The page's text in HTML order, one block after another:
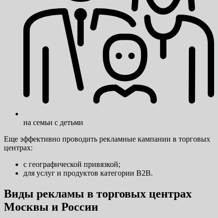
на семьи с детьми
Еще эффективно проводить рекламные кампании в торговых
центрах:
с географической привязкой;
для услуг и продуктов категории B2B.
Виды рекламы в торговых центрах
Москвы и России